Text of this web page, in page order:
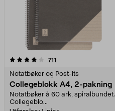
711
Notatbøker og Post-its
Collegeblokk A4, 2-pakning
Notatbøker à 60 ark, spiralbundet.
Collegeblo...
4.5 av 5 stjerner